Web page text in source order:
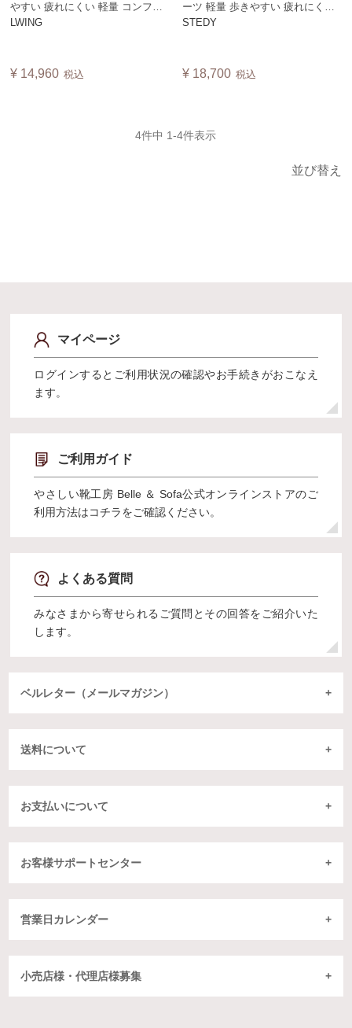
やすい 疲れにくい 軽量 コンフォ
ートシューズ スニーカー 白底 ヴ
LWING
¥ 14,960 税込
ーツ 軽量 歩きやすい 疲れにくい
ジッパー コンフォート 外反母趾
STEDY
¥ 18,700 税込
並び替え
4件中 1-4件表示
マイページ
ログインするとご利用状況の確認やお手続きがおこなえ
ます。
ご利用ガイド
やさしい靴工房 Belle ＆ Sofa公式オンラインストアのご
利用方法はコチラをご確認ください。
よくある質問
みなさまから寄せられるご質問とその回答をご紹介いた
します。
ベルレター（メールマガジン）
送料について
お支払いについて
お客様サポートセンター
営業日カレンダー
小売店様・代理店様募集